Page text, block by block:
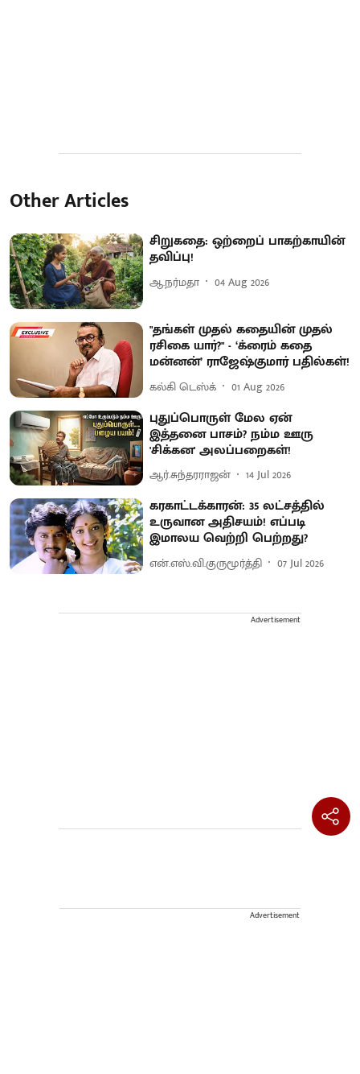
Other Articles
சிறுகதை: ஒற்றைப் பாகற்காயின்
தவிப்பு!
ஆ.நர்மதா 04 Aug 2026
"தங்கள் முதல் கதையின் முதல்
ரசிகை யார்?" - ‘க்ரைம் கதை
மன்னன்’ ராஜேஷ்குமார் பதில்கள்!
கல்கி டெஸ்க் 01 Aug 2026
புதுப்பொருள் மேல ஏன்
இத்தனை பாசம்? நம்ம ஊரு
'சிக்கன' அலப்பறைகள்!
ஆர்.சுந்தரராஜன் 14 Jul 2026
கரகாட்டக்காரன்: 35 லட்சத்தில்
உருவான அதிசயம்! எப்படி
இமாலய வெற்றி பெற்றது?
என்.எஸ்.வி.குருமூர்த்தி 07 Jul 2026
Advertisement
Advertisement